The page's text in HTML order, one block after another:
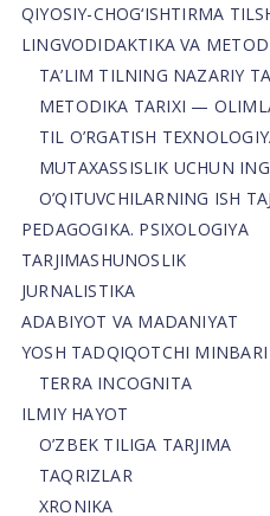
QIYOSIY-CHOG‘ISHTIRMA
LINGVODIDAKTIKA VA
TA’LIM TILNING NAZARIY
METODIKA TARIXI —
TIL O’RGATISH
MUTAXASSISLIK UCHUN
O’QITUVCHILARNING ISH
PEDAGOGIKA. PSIXOLOGIYA
TARJIMASHUNOSLIK
JURNALISTIKA
ADABIYOT VA MADANIYAT
YOSH TADQIQOTCHI MINBARI
TERRA INCOGNITA
ILMIY HAYOT
O’ZBEK TILIGA TARJIMA
TAQRIZLAR
XRONIKA